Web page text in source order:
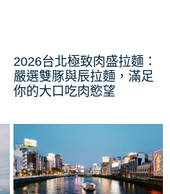
2026台北極致肉盛拉麵：
嚴選雙豚與辰拉麵，滿足
你的大口吃肉慾望